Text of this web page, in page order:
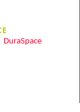
DuraSpace